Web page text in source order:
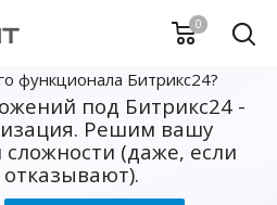
0
функционала Битрикс24?
под Битрикс24 -
Решим вашу
(даже, если
отказывают).